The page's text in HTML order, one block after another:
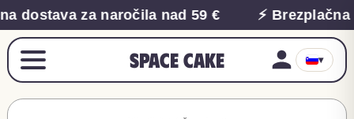
dostava za naročila nad 59 € ⚡
Space Cake ▾